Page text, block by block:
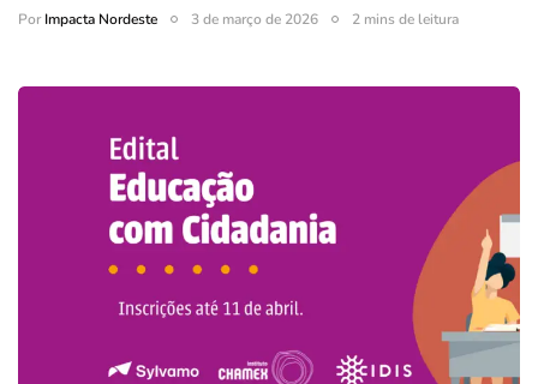
PorImpacta Nordeste 3 de março de 2026 2 mins de leitura